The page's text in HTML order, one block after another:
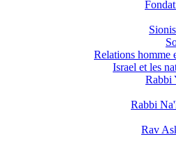
Relations homme
Israel et les
Rabbi
Rabbi